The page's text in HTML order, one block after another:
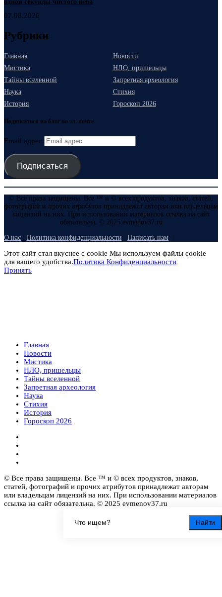
Найти
одной секунды чистого неба
07.08.2026
Рубрики
Главная
Новости
Мистика
НЛО, пришельцы
Тайны вселенной
Запретная археология
Наука
Стихия
История
Гороскоп 2026
Подписаться на блог по эл. почте
Email адрес
Подписаться
© Все права защищены. Все ™ и © всех продуктов, знаков, статей,
фотографий и прочих атрибутов принадлежат авторам или владельцам
лицензий на них. При использовании материалов ссылка на сайт
обязательна. © 2025 evmenov37.ru
О нас Политика конфиденциальности Написать нам
Этот сайт стал вкуснее с cookie Мы используем файлы cookie
для вашего удобства.Политика Конфиденциальности
Принять
Главная
Новости
Мистика
НЛО, пришельцы
Тайны вселенной
Запретная археология
Наука
Стихия
История
Гороскоп 2026
© Все права защищены. Все ™ и © всех продуктов, знаков,
статей, фотографий и прочих атрибутов принадлежат авторам
или владельцам лицензий на них. При использовании материалов
ссылка на сайт обязательна. © 2025 evmenov37.ru